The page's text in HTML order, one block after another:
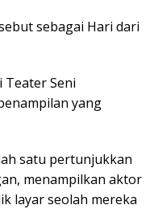
sebagai Hari dari
Teater Seni
yang
satu pertunjukkan
menampilkan aktor
layar seolah mereka